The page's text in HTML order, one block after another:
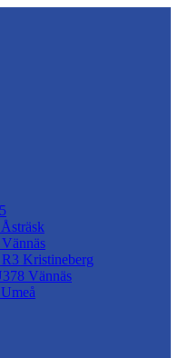
Kristineberg
Vännäs